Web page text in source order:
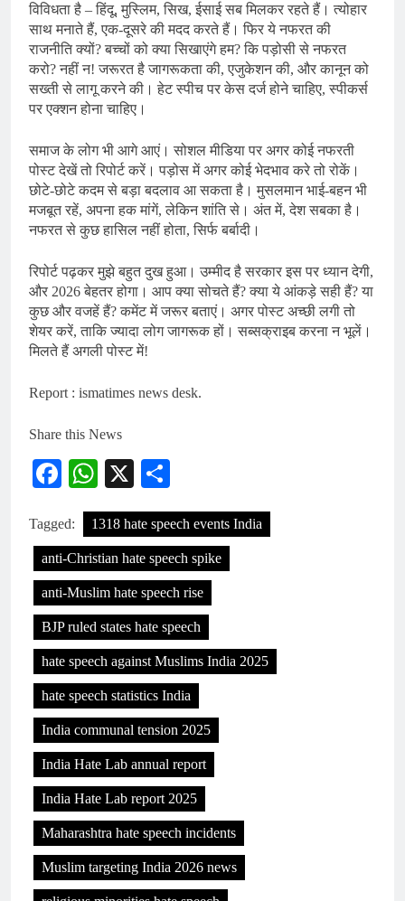
विविधता है – हिंदू, मुस्लिम, सिख, ईसाई सब मिलकर रहते हैं। त्योहार
साथ मनाते हैं, एक-दूसरे की मदद करते हैं। फिर ये नफरत की
राजनीति क्यों? बच्चों को क्या सिखाएंगे हम? कि पड़ोसी से नफरत
करो? नहीं न! जरूरत है जागरूकता की, एजुकेशन की, और कानून को
सख्ती से लागू करने की। हेट स्पीच पर केस दर्ज होने चाहिए, स्पीकर्स
पर एक्शन होना चाहिए।
समाज के लोग भी आगे आएं। सोशल मीडिया पर अगर कोई नफरती
पोस्ट देखें तो रिपोर्ट करें। पड़ोस में अगर कोई भेदभाव करे तो रोकें।
छोटे-छोटे कदम से बड़ा बदलाव आ सकता है। मुसलमान भाई-बहन भी
मजबूत रहें, अपना हक मांगें, लेकिन शांति से। अंत में, देश सबका है।
नफरत से कुछ हासिल नहीं होता, सिर्फ बर्बादी।
रिपोर्ट पढ़कर मुझे बहुत दुख हुआ। उम्मीद है सरकार इस पर ध्यान देगी,
और 2026 बेहतर होगा। आप क्या सोचते हैं? क्या ये आंकड़े सही हैं? या
कुछ और वजहें हैं? कमेंट में जरूर बताएं। अगर पोस्ट अच्छी लगी तो
शेयर करें, ताकि ज्यादा लोग जागरूक हों। सब्सक्राइब करना न भूलें।
मिलते हैं अगली पोस्ट में!
Report : ismatimes news desk.
Share this News
Facebook
WhatsApp
X
Tagged: 1318 hate speech events India
anti-Christian hate speech spike
anti-Muslim hate speech rise
BJP ruled states hate speech
hate speech against Muslims India 2025
hate speech statistics India
India communal tension 2025
India Hate Lab annual report
India Hate Lab report 2025
Maharashtra hate speech incidents
Muslim targeting India 2026 news